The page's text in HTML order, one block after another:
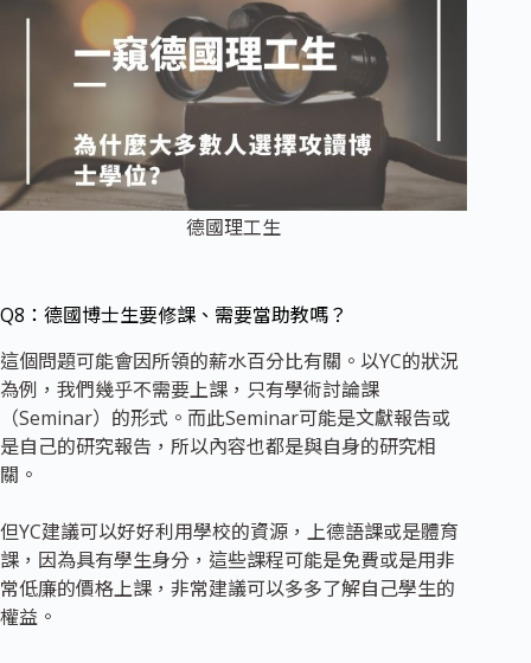
德國理工生
Q8：德國博士生要修課、需要當助教嗎？
這個問題可能會因所領的薪水百分比有關。以YC的狀況
為例，我們幾乎不需要上課，只有學術討論課
（Seminar）的形式。而此Seminar可能是文獻報告或
是自己的研究報告，所以內容也都是與自身的研究相
關。
但YC建議可以好好利用學校的資源，上德語課或是體育
課，因為具有學生身分，這些課程可能是免費或是用非
常低廉的價格上課，非常建議可以多多了解自己學生的
權益。